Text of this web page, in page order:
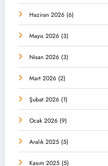
Haziran 2026 (6)
Mayıs 2026 (3)
Nisan 2026 (3)
Mart 2026 (2)
Şubat 2026 (1)
Ocak 2026 (9)
Aralık 2025 (5)
Kasım 2025 (5)